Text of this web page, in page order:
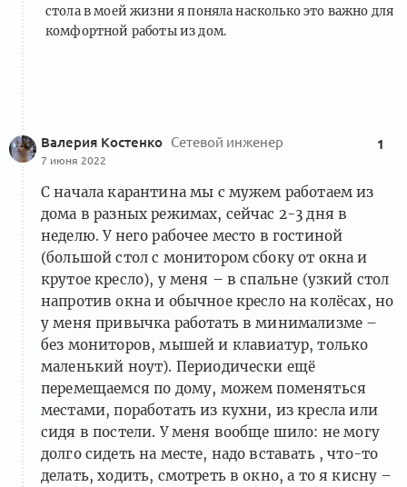
стола в моей жизни я поняла насколько это важно для
комфортной работы из дом.
Валерия Костенко Сетевой инженер
7 июня 2022
1
С начала карантина мы с мужем работаем из
дома в разных режимах, сейчас 2-3 дня в
неделю. У него рабочее место в гостиной
(большой стол с монитором сбоку от окна и
крутое кресло), у меня – в спальне (узкий стол
напротив окна и обычное кресло на колёсах, но
у меня привычка работать в минимализме –
без мониторов, мышей и клавиатур, только
маленький ноут). Периодически ещё
перемещаемся по дому, можем поменяться
местами, поработать из кухни, из кресла или
сидя в постели. У меня вообще шило: не могу
долго сидеть на месте, надо вставать , что-то
делать, ходить, смотреть в окно, а то я кисну –